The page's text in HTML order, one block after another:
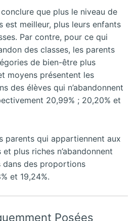
que plus le niveau de
est meilleur, plus leurs enfants
Par contre, pour ce qui
des classes, les parents
de bien-être plus
moyens présentent les
des élèves qui n’abandonnent
20,99% ; 20,20% et
parents qui appartiennent aux
plus riches n’abandonnent
dans des proportions
et 19,24%.
Posées